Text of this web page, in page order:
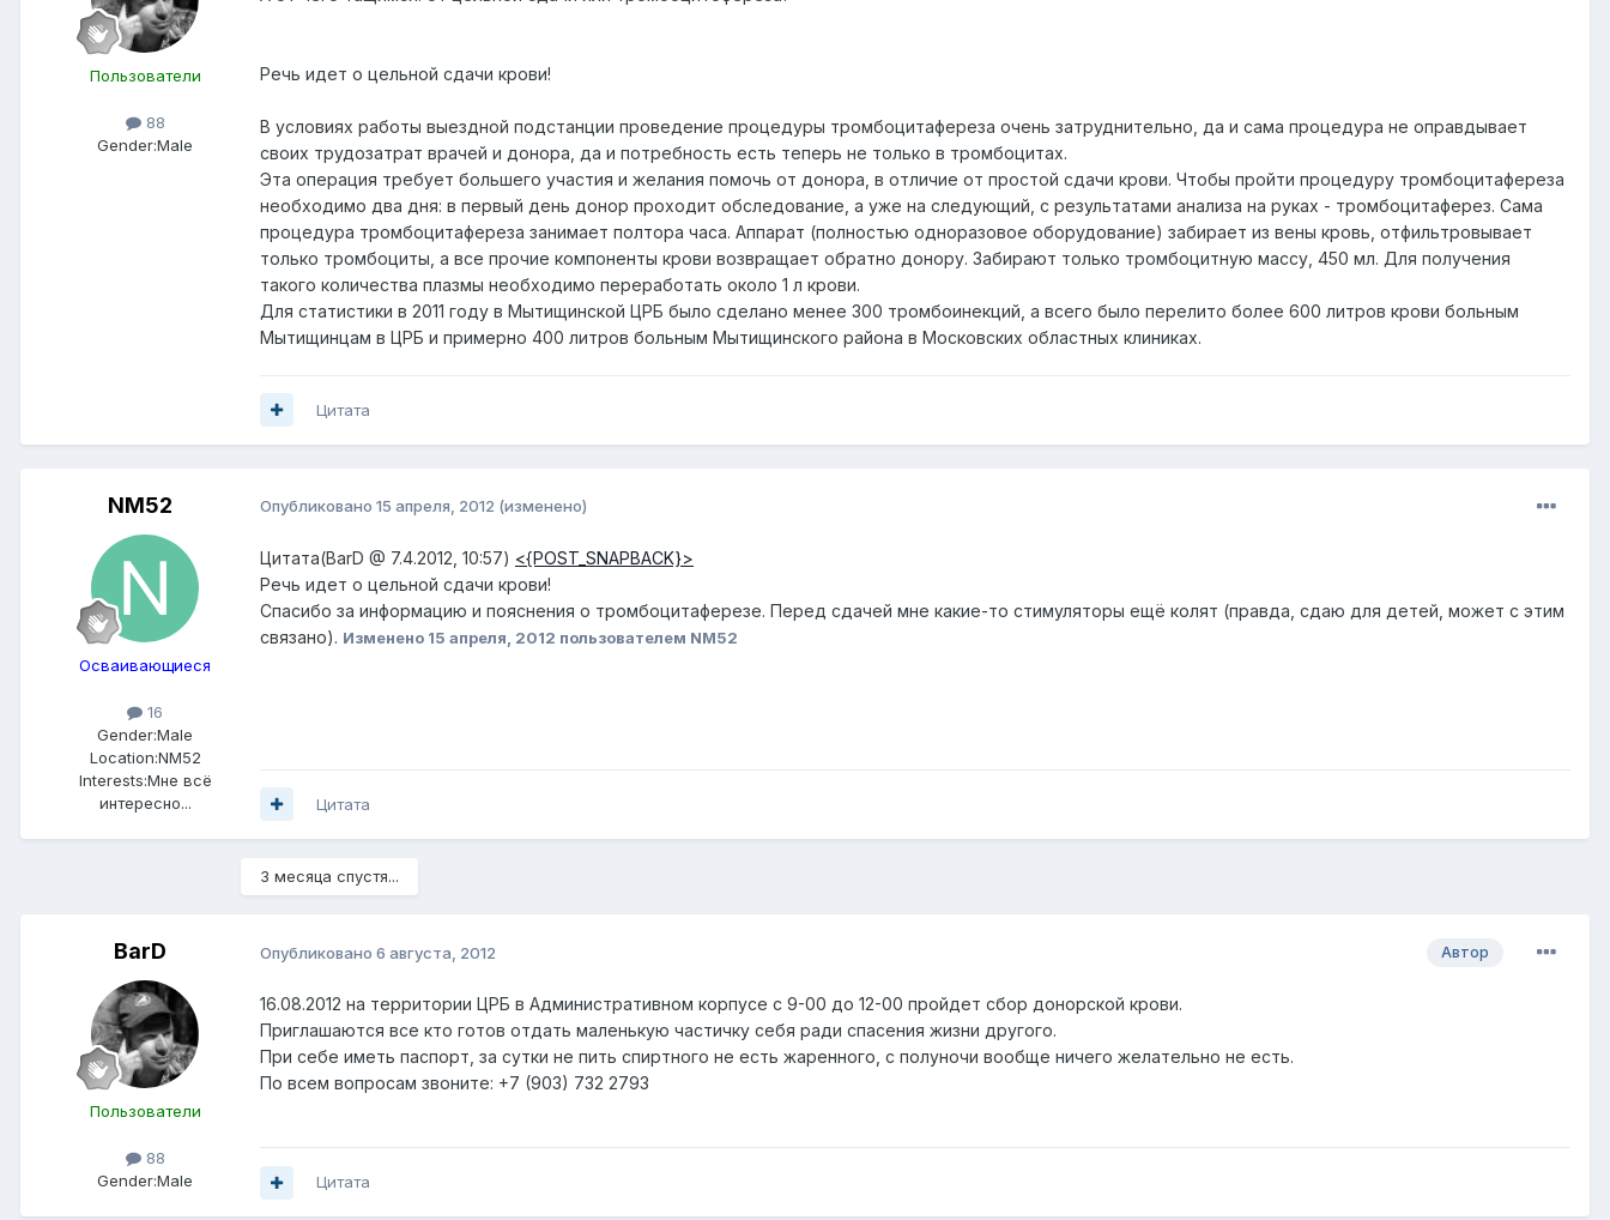
Пользователи
88
Gender:Male
Речь идет о цельной сдачи крови!
В условиях работы выездной подстанции проведение процедуры тромбоцитафереза очень затруднительно, да и сама процедура не оправдывает
своих трудозатрат врачей и донора, да и потребность есть теперь не только в тромбоцитах.
Эта операция требует большего участия и желания помочь от донора, в отличие от простой сдачи крови. Чтобы пройти процедуру тромбоцитафереза
необходимо два дня: в первый день донор проходит обследование, а уже на следующий, с результатами анализа на руках - тромбоцитаферез. Сама
процедура тромбоцитафереза занимает полтора часа. Аппарат (полностью одноразовое оборудование) забирает из вены кровь, отфильтровывает
только тромбоциты, а все прочие компоненты крови возвращает обратно донору. Забирают только тромбоцитную массу, 450 мл. Для получения
такого количества плазмы необходимо переработать около 1 л крови.
Для статистики в 2011 году в Мытищинской ЦРБ было сделано менее 300 тромбоинекций, а всего было перелито более 600 литров крови больным
Мытищинцам в ЦРБ и примерно 400 литров больным Мытищинского района в Московских областных клиниках.
Цитата
NM52
Осваивающиеся
16
Gender:Male
Location:NM52
Interests:Мне всё
интересно...
Опубликовано 15 апреля, 2012 (изменено)
Цитата(BarD @ 7.4.2012, 10:57) <{POST_SNAPBACK}>
Речь идет о цельной сдачи крови!
Спасибо за информацию и пояснения о тромбоцитаферезе. Перед сдачей мне какие-то стимуляторы ещё колят (правда, сдаю для детей, может с этим
связано). Изменено 15 апреля, 2012 пользователем NM52
Цитата
3 месяца спустя...
BarD
Пользователи
88
Gender:Male
Автор
Опубликовано 6 августа, 2012
16.08.2012 на территории ЦРБ в Административном корпусе с 9-00 до 12-00 пройдет сбор донорской крови.
Приглашаются все кто готов отдать маленькую частичку себя ради спасения жизни другого.
При себе иметь паспорт, за сутки не пить спиртного не есть жаренного, с полуночи вообще ничего желательно не есть.
По всем вопросам звоните: +7 (903) 732 2793
Цитата